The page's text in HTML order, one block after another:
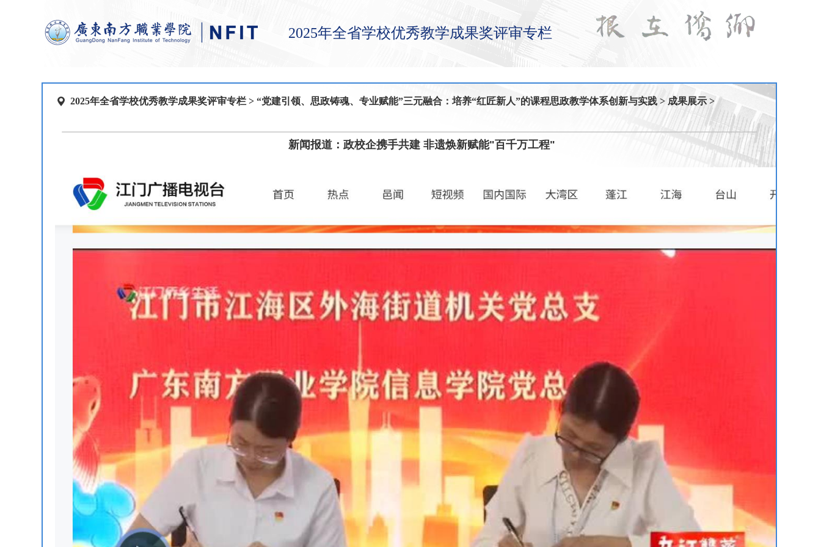
2025年全省学校优秀教学成果奖评审专栏
2025年全省学校优秀教学成果奖评审专栏 > “党建引领、思政铸魂、专业赋能”三元融合：培养“红匠新人”的课程思政教学体系创新与实践 > 成果展示 >
新闻报道：政校企携手共建 非遗焕新赋能"百千万工程"